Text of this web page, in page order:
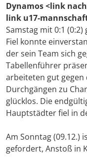
Dynamos <link
link u17-
Samstag mit 0:1
Fiel konnte
der sein Team sich
Tabellenführer
arbeiteten gut gegen
Durchgängen zu
glücklos. Die
Hauptstädter fiel in
Am Sonntag (09.12.)
gefordert, Anstoß in